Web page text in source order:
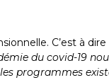
C’est à
du covid-19
programmes